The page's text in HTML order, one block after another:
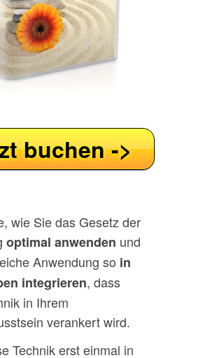
buchen ->
wie Sie das Gesetz der
optimal anwenden und
Anwendung so in
integrieren, dass
in Ihrem
verankert wird.
Technik erst einmal in